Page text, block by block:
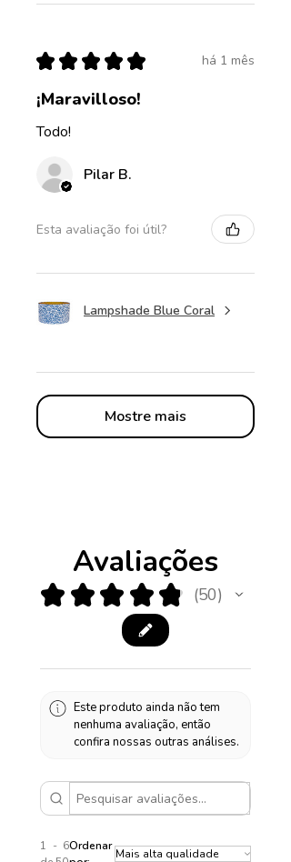
★ ★ ★ ★ ★ há 1 mês
¡Maravilloso!
Todo!
Pilar B.
Esta avaliação foi útil?
Lampshade Blue Coral
Mostre mais
Avaliações
★ ★ ★ ★ ★ 50
50
Este produto ainda não tem
nenhuma avaliação, então
confira nossas outras análises.
1 - 6Ordenar